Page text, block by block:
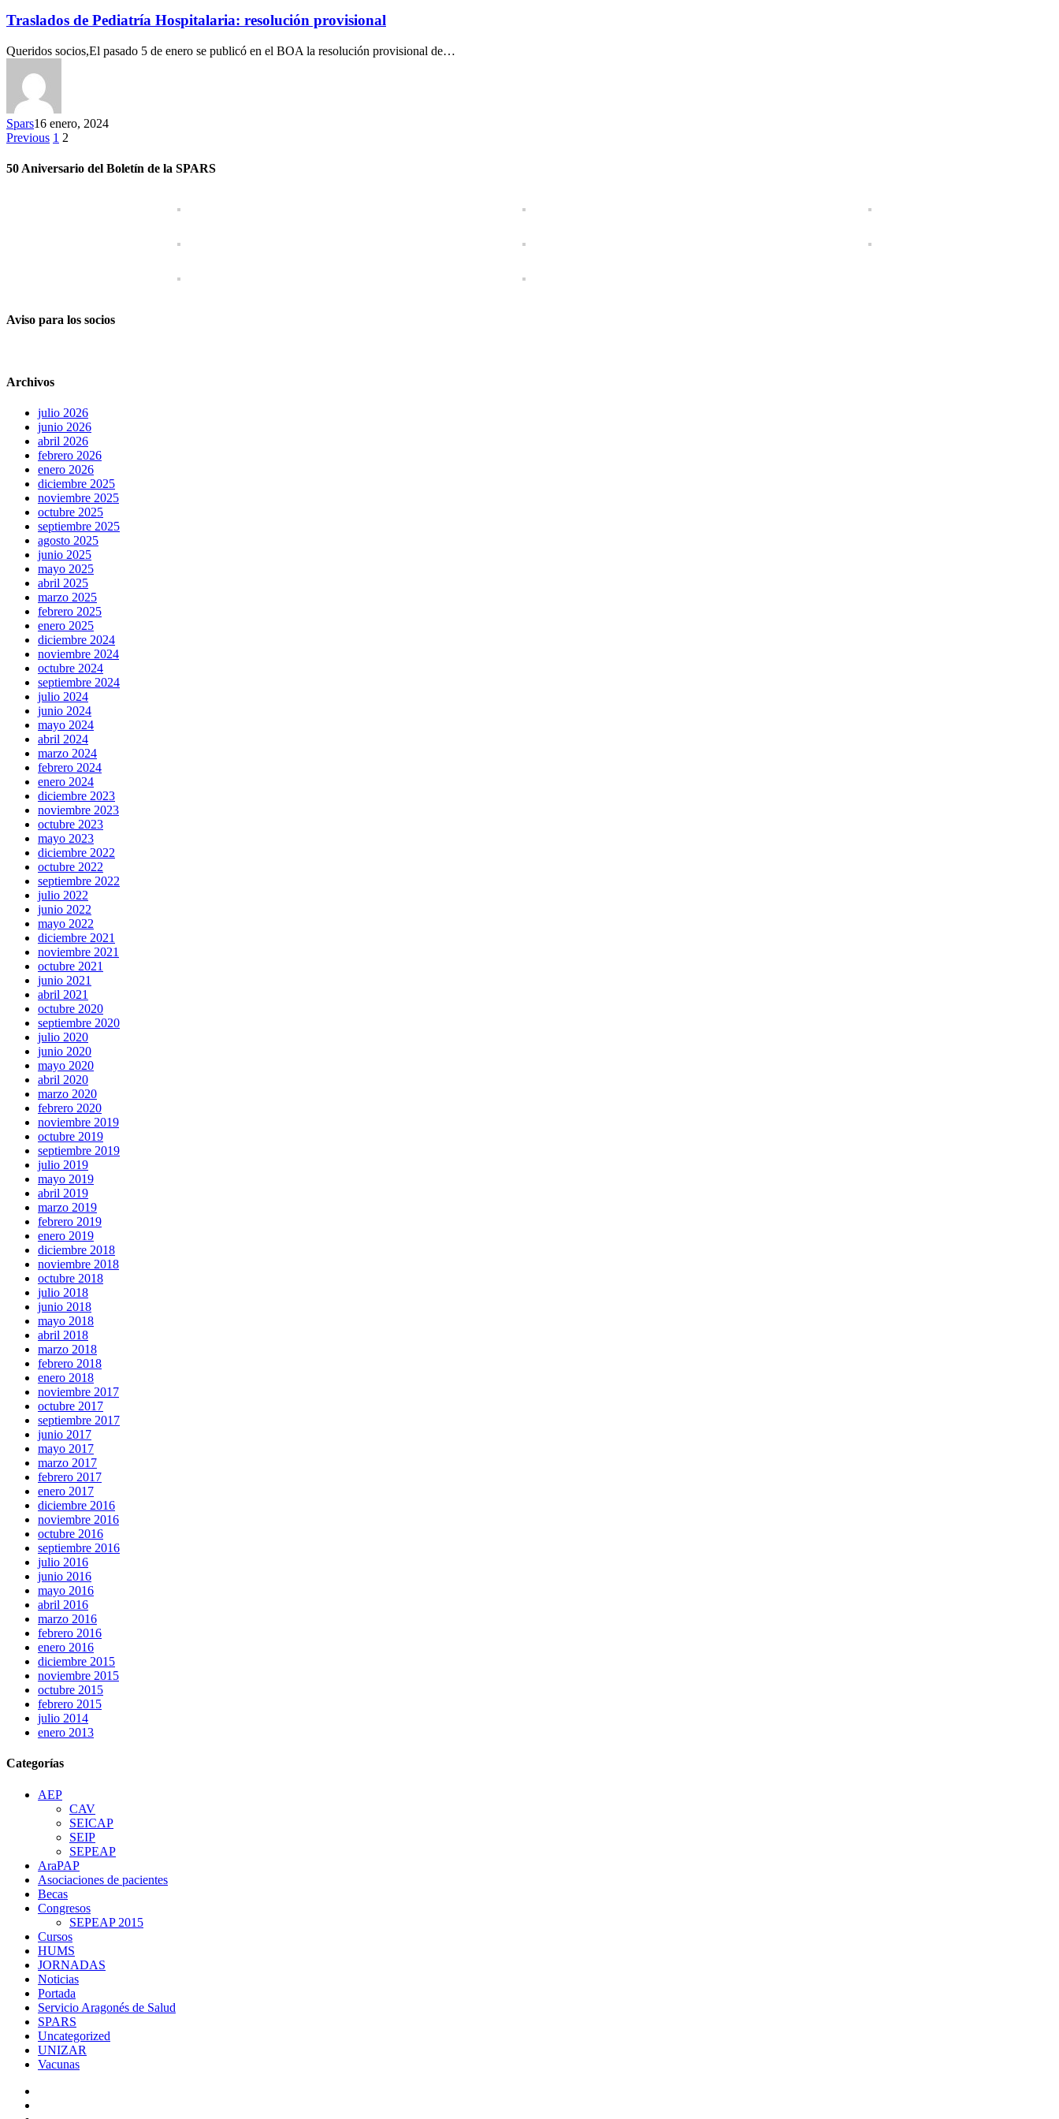
Traslados de Pediatría Hospitalaria: resolución provisional
Queridos socios,El pasado 5 de enero se publicó en el BOA la resolución provisional de…
Spars16 enero, 2024
Previous 1 2
50 Aniversario del Boletín de la SPARS
Aviso para los socios
Archivos
julio 2026
junio 2026
abril 2026
febrero 2026
enero 2026
diciembre 2025
noviembre 2025
octubre 2025
septiembre 2025
agosto 2025
junio 2025
mayo 2025
abril 2025
marzo 2025
febrero 2025
enero 2025
diciembre 2024
noviembre 2024
octubre 2024
septiembre 2024
julio 2024
junio 2024
mayo 2024
abril 2024
marzo 2024
febrero 2024
enero 2024
diciembre 2023
noviembre 2023
octubre 2023
mayo 2023
diciembre 2022
octubre 2022
septiembre 2022
julio 2022
junio 2022
mayo 2022
diciembre 2021
noviembre 2021
octubre 2021
junio 2021
abril 2021
octubre 2020
septiembre 2020
julio 2020
junio 2020
mayo 2020
abril 2020
marzo 2020
febrero 2020
noviembre 2019
octubre 2019
septiembre 2019
julio 2019
mayo 2019
abril 2019
marzo 2019
febrero 2019
enero 2019
diciembre 2018
noviembre 2018
octubre 2018
julio 2018
junio 2018
mayo 2018
abril 2018
marzo 2018
febrero 2018
enero 2018
noviembre 2017
octubre 2017
septiembre 2017
junio 2017
mayo 2017
marzo 2017
febrero 2017
enero 2017
diciembre 2016
noviembre 2016
octubre 2016
septiembre 2016
julio 2016
junio 2016
mayo 2016
abril 2016
marzo 2016
febrero 2016
enero 2016
diciembre 2015
noviembre 2015
octubre 2015
febrero 2015
julio 2014
enero 2013
Categorías
AEP
CAV
SEICAP
SEIP
SEPEAP
AraPAP
Asociaciones de pacientes
Becas
Congresos
SEPEAP 2015
Cursos
HUMS
JORNADAS
Noticias
Portada
Servicio Aragonés de Salud
SPARS
Uncategorized
UNIZAR
Vacunas